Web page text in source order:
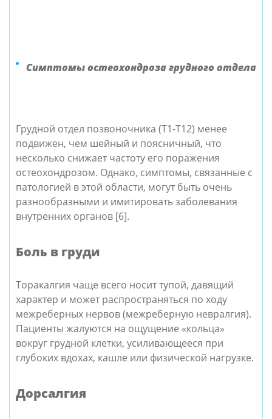
Симптомы остеохондроза грудного отдела
Грудной отдел позвоночника (T1-T12) менее
подвижен, чем шейный и поясничный, что
несколько снижает частоту его поражения
остеохондрозом. Однако, симптомы, связанные с
патологией в этой области, могут быть очень
разнообразными и имитировать заболевания
внутренних органов [6].
Боль в груди
Торакалгия чаще всего носит тупой, давящий
характер и может распространяться по ходу
межреберных нервов (межреберную невралгия).
Пациенты жалуются на ощущение «кольца»
вокруг грудной клетки, усиливающееся при
глубоких вдохах, кашле или физической нагрузке.
Дорсалгия